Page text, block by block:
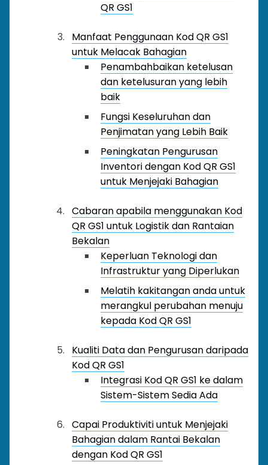
QR GS1
Manfaat Penggunaan Kod QR GS1
untuk Melacak Bahagian
Penambahbaikan ketelusan
dan ketelusuran yang lebih
baik
Fungsi Keseluruhan dan
Penjimatan yang Lebih Baik
Peningkatan Pengurusan
Inventori dengan Kod QR GS1
untuk Menjejaki Bahagian
Cabaran apabila menggunakan Kod
QR GS1 untuk Logistik dan Rantaian
Bekalan
Keperluan Teknologi dan
Infrastruktur yang Diperlukan
Melatih kakitangan anda untuk
merangkul perubahan menuju
kepada Kod QR GS1
Kualiti Data dan Pengurusan daripada
Kod QR GS1
Integrasi Kod QR GS1 ke dalam
Sistem-Sistem Sedia Ada
Capai Produktiviti untuk Menjejaki
Bahagian dalam Rantai Bekalan
dengan Kod QR GS1